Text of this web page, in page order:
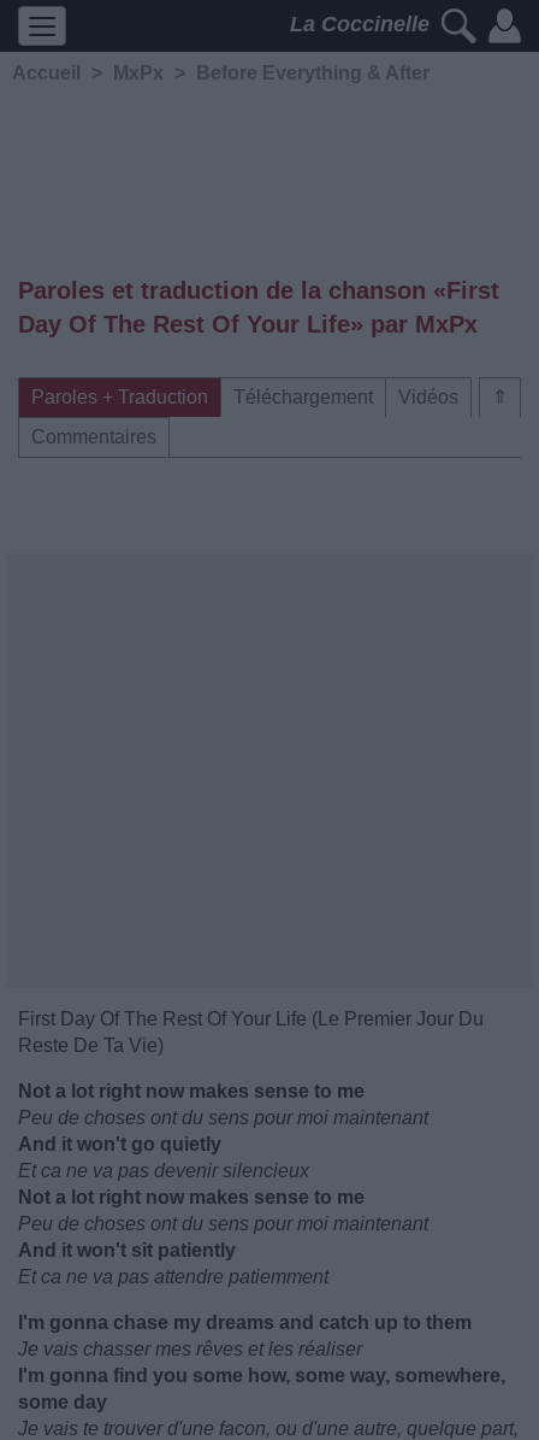
La Coccinelle
Accueil > MxPx > Before Everything & After
Paroles et traduction de la chanson «First
Day Of The Rest Of Your Life» par MxPx
⇑
Paroles + Traduction Téléchargement
Vidéos
Commentaires
First Day Of The Rest Of Your Life (Le Premier Jour Du
Reste De Ta Vie)
Not a lot right now makes sense to me
Peu de choses ont du sens pour moi maintenant
And it won't go quietly
Et ca ne va pas devenir silencieux
Not a lot right now makes sense to me
Peu de choses ont du sens pour moi maintenant
And it won't sit patiently
Et ca ne va pas attendre patiemment
I'm gonna chase my dreams and catch up to them
Je vais chasser mes rêves et les réaliser
I'm gonna find you some how, some way, somewhere,
some day
Je vais te trouver d'une facon, ou d'une autre, quelque part,